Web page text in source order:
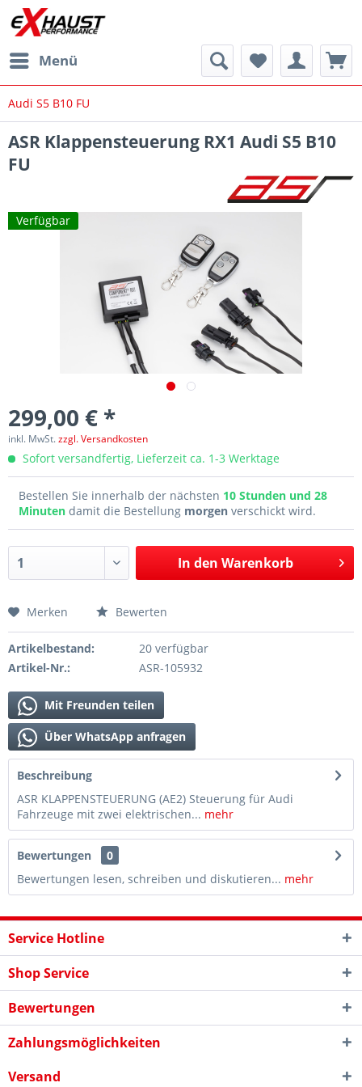
Menü
Audi S5 B10 FU
ASR Klappensteuerung RX1 Audi S5 B10
FU
Verfügbar
299,00 € *
inkl. MwSt.zzgl. Versandkosten
Sofort versandfertig, Lieferzeit ca. 1-3 Werktage
Bestellen Sie innerhalb der nächsten 10 Stunden und 28
Minuten damit die Bestellung morgen verschickt wird.
In den Warenkorb
Merken Bewerten
Artikelbestand:
20 verfügbar
Artikel-Nr.:
ASR-105932
Mit Freunden teilen
Über WhatsApp anfragen
Beschreibung
ASR KLAPPENSTEUERUNG (AE2) Steuerung für Audi
Fahrzeuge mit zwei elektrischen... mehr
Bewertungen
0
Bewertungen lesen, schreiben und diskutieren... mehr
Service Hotline
Shop Service
Bewertungen
Zahlungsmöglichkeiten
Versand